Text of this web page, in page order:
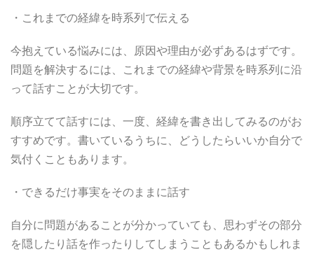
・これまでの経緯を時系列で伝える
今抱えている悩みには、原因や理由が必ずあるはずです。
問題を解決するには、これまでの経緯や背景を時系列に沿
って話すことが大切です。
順序立てて話すには、一度、経緯を書き出してみるのがお
すすめです。書いているうちに、どうしたらいいか自分で
気付くこともあります。
・できるだけ事実をそのままに話す
自分に問題があることが分かっていても、思わずその部分
を隠したり話を作ったりしてしまうこともあるかもしれま